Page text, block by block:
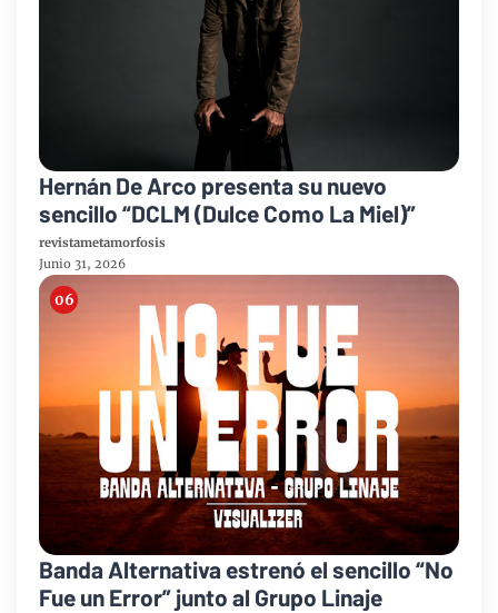
Hernán De Arco presenta su nuevo
sencillo “DCLM (Dulce Como La Miel)”
revistametamorfosis
Junio 31, 2026
Banda Alternativa estrenó el sencillo “No
Fue un Error” junto al Grupo Linaje